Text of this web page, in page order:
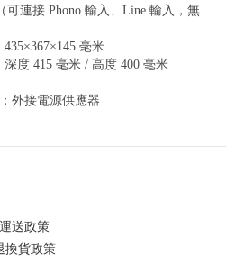
可連接 Phono 輸入、Line 輸入，無
毫米
度 415 毫米 / 高度 400 毫米
外接電源供應器
運送政策
換貨政策